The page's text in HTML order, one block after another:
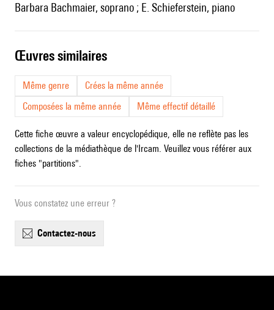
Barbara Bachmaier, soprano ; E. Schieferstein, piano
œuvres similaires
Même genre
Crées la même année
Composées la même année
Même effectif détaillé
Cette fiche œuvre a valeur encyclopédique, elle ne reflète pas les
collections de la médiathèque de l'Ircam. Veuillez vous référer aux
fiches "partitions".
Vous constatez une erreur ?
contactez-nous